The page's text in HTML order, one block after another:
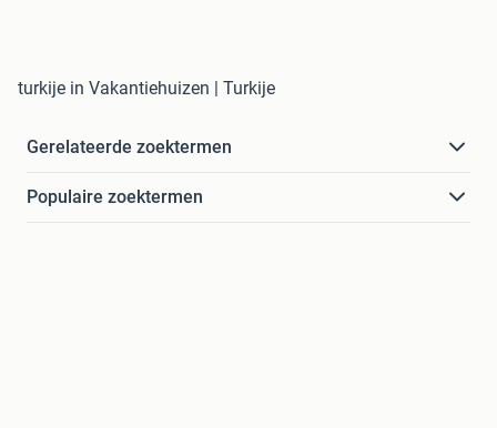
turkije in Vakantiehuizen | Turkije
Gerelateerde zoektermen
Populaire zoektermen